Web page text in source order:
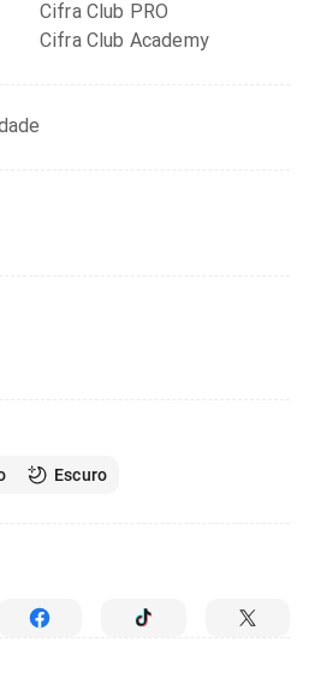
Cifra Club PRO
Cifra Club Academy
Escuro